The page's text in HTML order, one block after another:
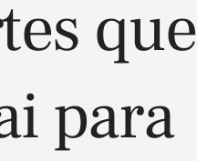
que
para